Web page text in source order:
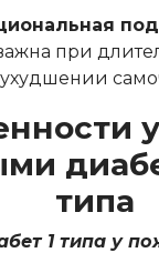
при
типа
1 типа у